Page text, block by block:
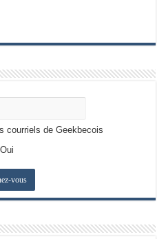
courriels de Geekbecois
Oui